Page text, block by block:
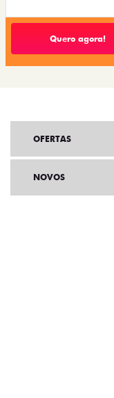
Quero agora!
OFERTAS
NOVOS